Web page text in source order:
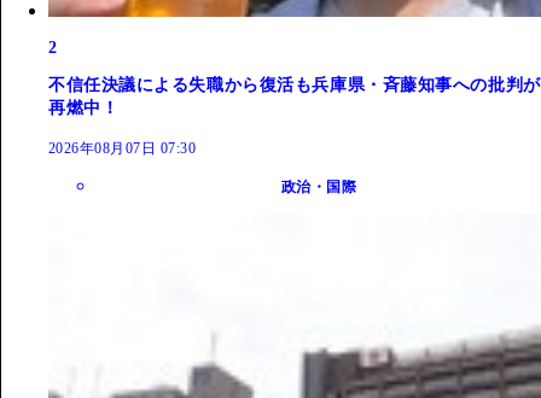
2
不信任決議による失職から復活も兵庫県・斉藤知事への批判が
再燃中！
2026年08月07日 07:30
政治・国際